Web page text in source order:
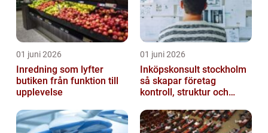
01 juni 2026
Inredning som lyfter
butiken från funktion till
upplevelse
01 juni 2026
Inköpskonsult stockholm
så skapar företag
kontroll, struktur och